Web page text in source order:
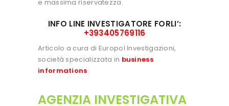
e massima riservatezza.
INFO LINE INVESTIGATORE FORLI’:
+393405769116
Articolo a cura di Europol Investigazioni,
società specializzata in business
informations
AGENZIA INVESTIGATIVA